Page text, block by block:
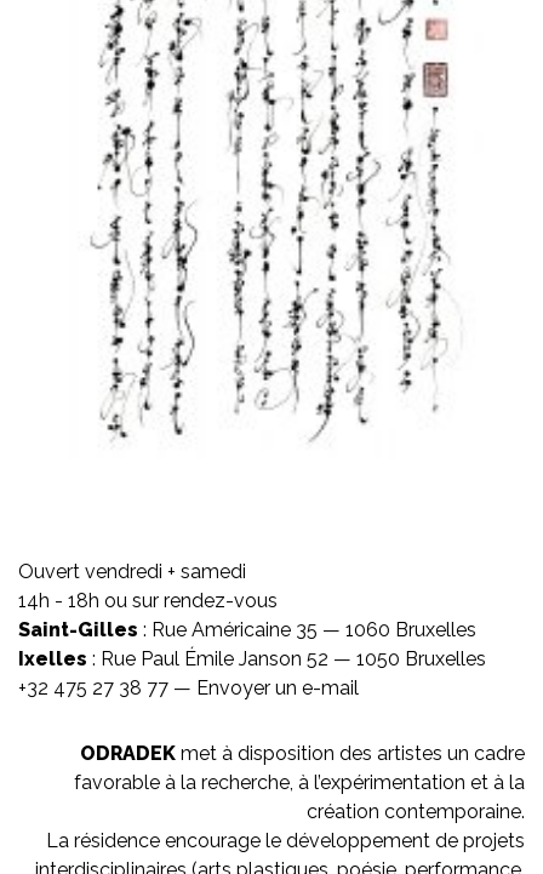
Ouvert vendredi + samedi
14h - 18h ou sur rendez-vous
Saint-Gilles : Rue Américaine 35 — 1060 Bruxelles
Ixelles : Rue Paul Émile Janson 52 — 1050 Bruxelles
+32 475 27 38 77 — Envoyer un e-mail
ODRADEK met à disposition des artistes un cadre
favorable à la recherche, à l’expérimentation et à la
création contemporaine.
La résidence encourage le développement de projets